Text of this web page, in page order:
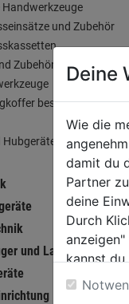
Handwerkzeuge
und Zubehör
Zubehör
bestückt
Hubgeräte
und Ladegeräte
Deine
Wie die
damit du
Partner
deine
Durch
kannst du
Weitere